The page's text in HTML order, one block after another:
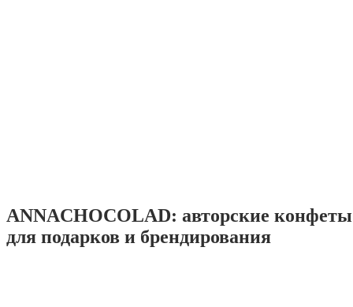
ANNACHOCOLAD: авторские
для подарков и брендирования